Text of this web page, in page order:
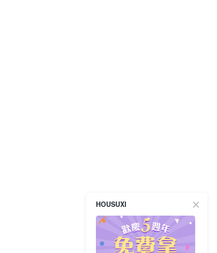
HOUSUXI